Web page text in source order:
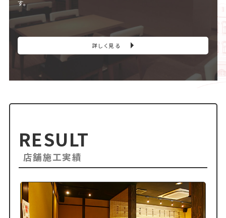
す。
詳しく見る
RESULT
店舗施工実績